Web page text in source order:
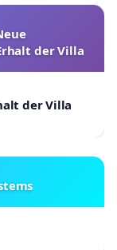
der Villa
der Villa